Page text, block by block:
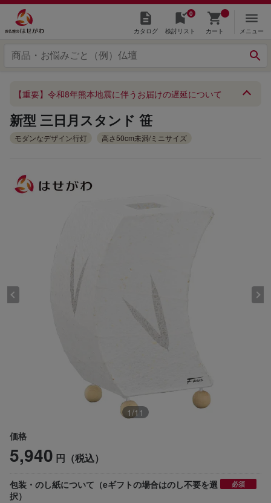
カタログ
0
検討リスト カート メニュー
【重要】令和8年熊本地震に伴うお届けの遅延について
新型 三日月スタンド 笹
モダンなデザイン行灯 高さ50cm未満/ミニサイズ
1/11
価格
5,940 円（税込）
包装・のし紙について（eギフトの場合はのし不要を選
択）
必須